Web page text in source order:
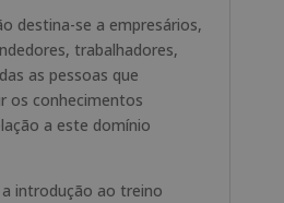
destina-se a empresários,
trabalhadores,
as pessoas que
os conhecimentos
a este domínio
introdução ao treino